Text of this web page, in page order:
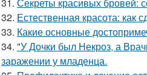
32. Естественная красота: как
33. Какие основные
34. "У Дочки был Некроз, а
заражении у младенца.